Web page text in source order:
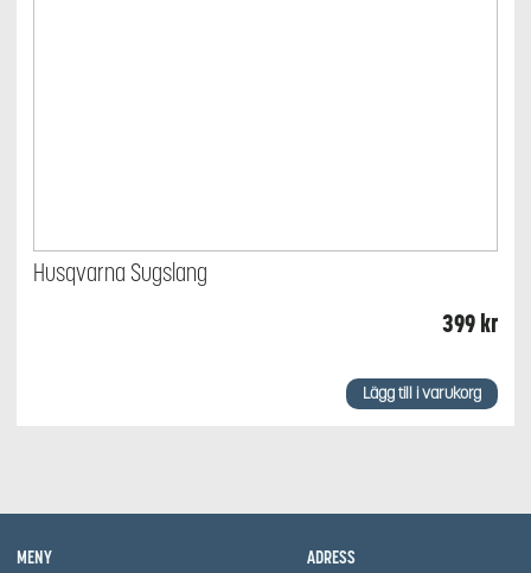
Husqvarna Sugslang
399kr
Lägg till i varukorg
MENY ADRESS